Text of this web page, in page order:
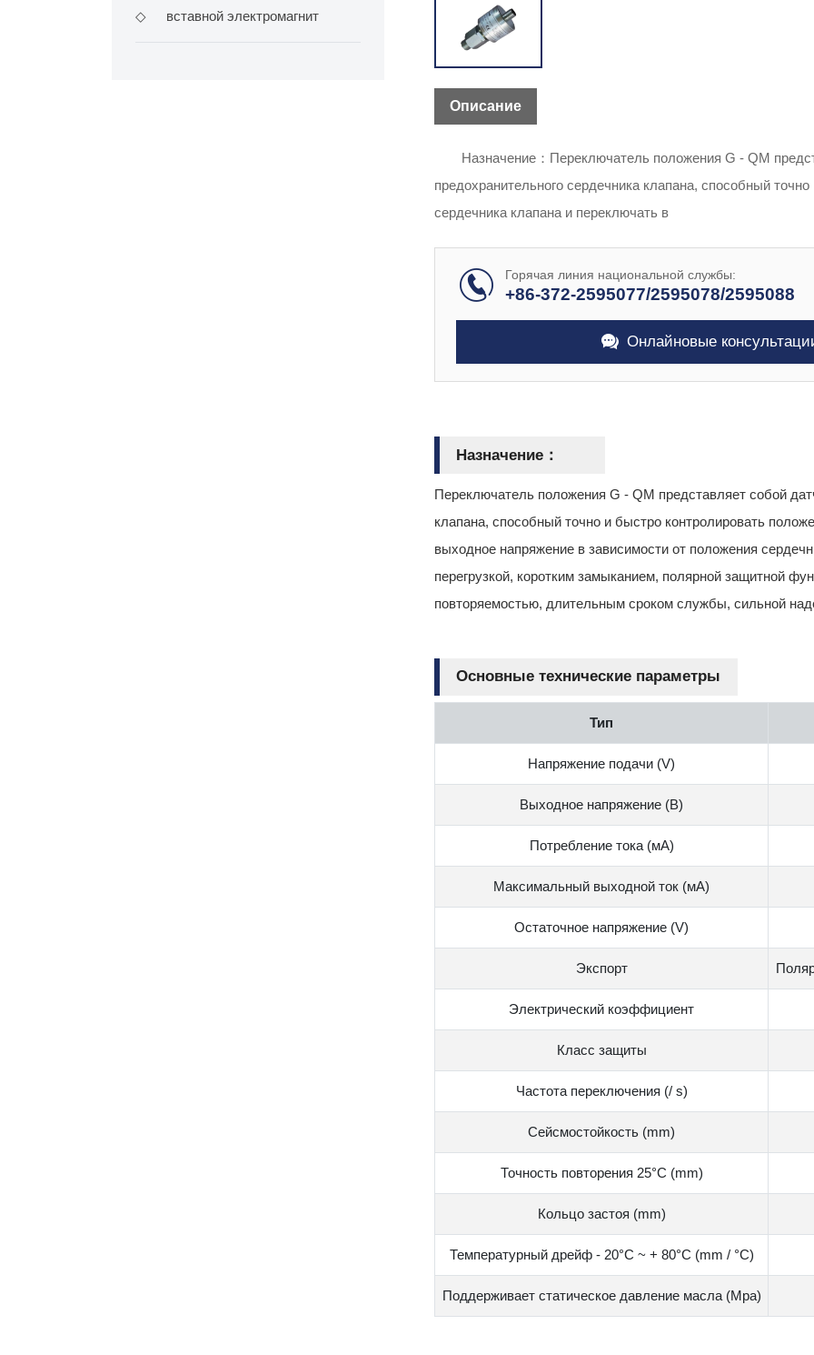
◇ вставной электромагнит
Описание
Назначение：Переключатель положения G - QM
предохранительного сердечника клапана, способный
сердечника клапана и переключать в
Горячая линия национальной службы:
+86-372-2595077/2595078/2595088
Онлайновые
Назначение：
Переключатель положения G - QM представляет собой
клапана, способный точно и быстро контролировать
выходное напряжение в зависимости от положения
перегрузкой, коротким замыканием, полярной защитной
повторяемостью, длительным сроком службы, сильной
Основные технические параметры
Тип
Напряжение подачи (V)
Выходное напряжение (В)
Потребление тока (мА)
Максимальный выходной ток (мА)
Остаточное напряжение (V)
Экспорт
Электрический коэффициент
Класс защиты
Частота переключения (/ s)
Сейсмостойкость (mm)
Точность повторения 25°C (mm)
Кольцо застоя (mm)
Температурный дрейф - 20°C ~ + 80°C (mm / °C)
Поддерживает статическое давление масла (Mpa)